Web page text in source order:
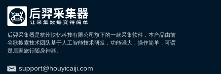
后羿采集器是杭州快忆科技有限公司旗下的一款采集软件，本产品由前
谷歌搜索技术团队基于人工智能技术研发，功能强大，操作简单，可谓
是居家旅行随身神器。
support@houyicaiji.com